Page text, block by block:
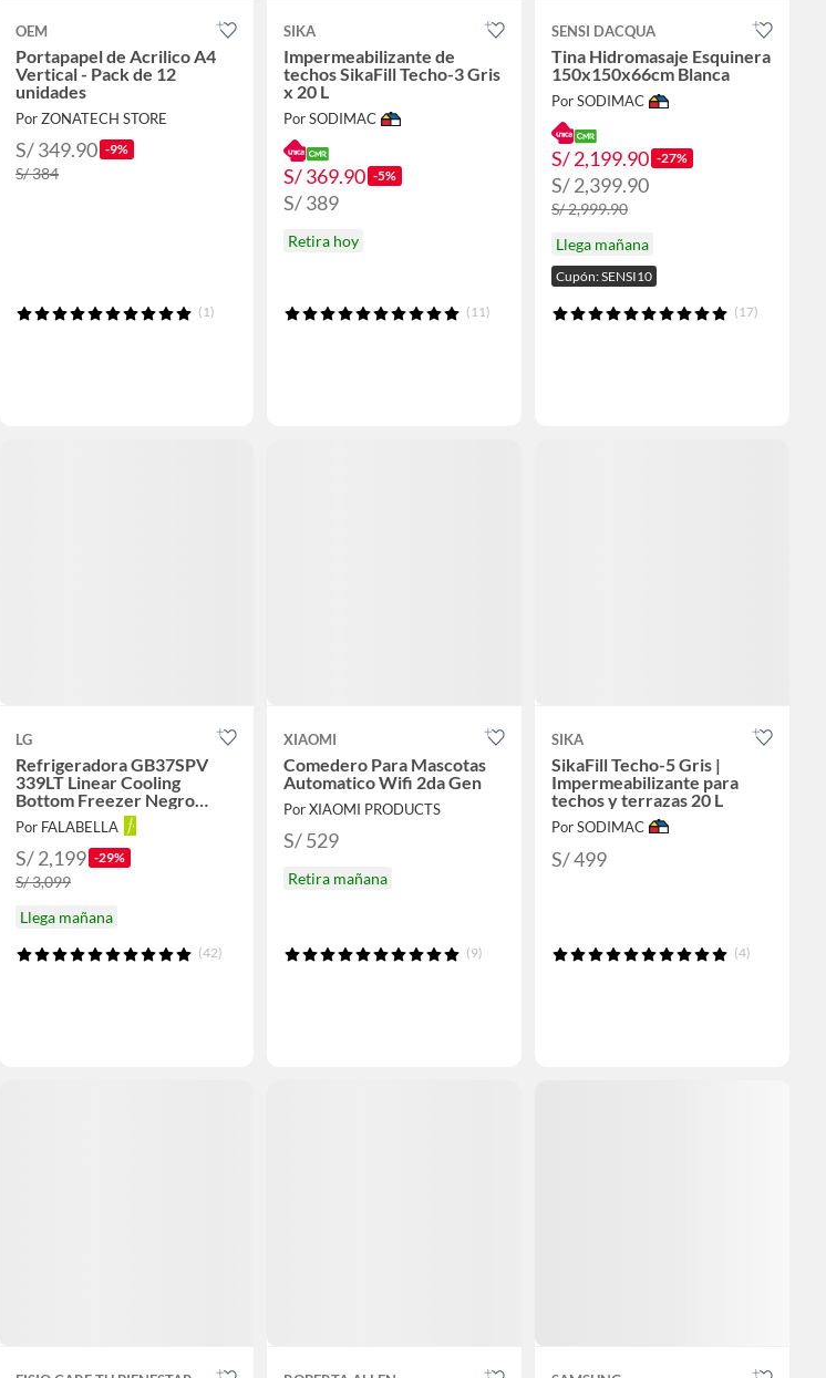
OEM
Portapapel de Acrilico A4
Vertical - Pack de 12
unidades
Por ZONATECH STORE
S/ 349.90 -9%
S/ 384
(1)
SIKA
Impermeabilizante de
techos SikaFill Techo-3 Gris
x 20 L
Por SODIMAC
S/ 369.90 -5%
S/ 389
Retira hoy
(11)
SENSI DACQUA
Tina Hidromasaje Esquinera
150x150x66cm Blanca
Por SODIMAC
S/ 2,199.90 -27%
S/ 2,399.90
S/ 2,999.90
Llega mañana
Cupón: SENSI10
(17)
LG
Refrigeradora GB37SPV
339LT Linear Cooling
Bottom Freezer Negro
Acero
Por FALABELLA
S/ 2,199 -29%
S/ 3,099
Llega mañana
(42)
XIAOMI
Comedero Para Mascotas
Automatico Wifi 2da Gen
Por XIAOMI PRODUCTS
S/ 529
Retira mañana
(9)
SIKA
SikaFill Techo-5 Gris |
Impermeabilizante para
techos y terrazas 20 L
Por SODIMAC
S/ 499
(4)